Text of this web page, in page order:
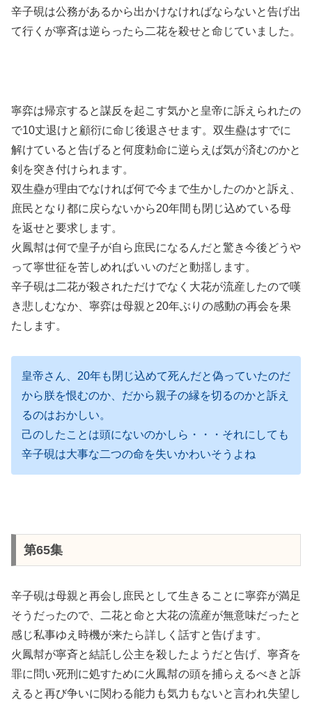
辛子硯は公務があるから出かけなければならないと告げ出
て行くが寧斉は逆らったら二花を殺せと命じていました。
寧弈は帰京すると謀反を起こす気かと皇帝に訴えられたの
で10丈退けと顧衍に命じ後退させます。双生蠱はすでに
解けていると告げると何度勅命に逆らえば気が済むのかと
剣を突き付けられます。
双生蠱が理由でなければ何で今まで生かしたのかと訴え、
庶民となり都に戻らないから20年間も閉じ込めている母
を返せと要求します。
火鳳幇は何で皇子が自ら庶民になるんだと驚き今後どうや
って寧世征を苦しめればいいのだと動揺します。
辛子硯は二花が殺されただけでなく大花が流産したので嘆
き悲しむなか、寧弈は母親と20年ぶりの感動の再会を果
たします。
皇帝さん、20年も閉じ込めて死んだと偽っていたのだ
から朕を恨むのか、だから親子の縁を切るのかと訴え
るのはおかしい。
己のしたことは頭にないのかしら・・・それにしても
辛子硯は大事な二つの命を失いかわいそうよね
第65集
辛子硯は母親と再会し庶民として生きることに寧弈が満足
そうだったので、二花と命と大花の流産が無意味だったと
感じ私事ゆえ時機が来たら詳しく話すと告げます。
火鳳幇が寧斉と結託し公主を殺したようだと告げ、寧斉を
罪に問い死刑に処すために火鳳幇の頭を捕らえるべきと訴
えると再び争いに関わる能力も気力もないと言われ失望し